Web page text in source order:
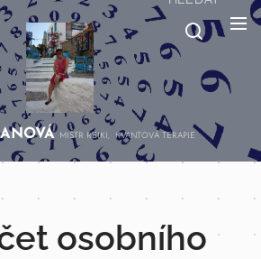
MISTR REIKI, KVANTOVÁ TERAPIE
osobního